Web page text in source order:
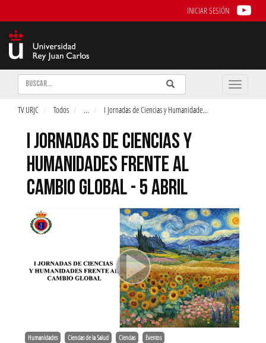
INICIAR SESIÓN
Buscar Enviar
Buscar
Toggle
TV URJC Todos ... I Jornadas de Ciencias y Humanidade...
I JORNADAS DE CIENCIAS Y
HUMANIDADES FRENTE AL
CAMBIO GLOBAL - 5 ABRIL
Humanidades Ciencias de la Salud Ciencias Eventos